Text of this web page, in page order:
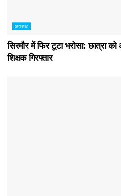
अपराध
सिरमौर में फिर टूटा भरोसा: छात्रा
शिक्षक गिरफ्तार